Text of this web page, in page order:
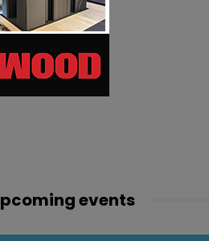
events